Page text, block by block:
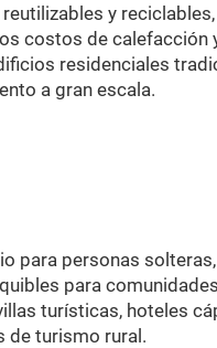
y
costos de
residenciales
a gran escala.
para personas
para
turísticas, hoteles
de turismo rural.